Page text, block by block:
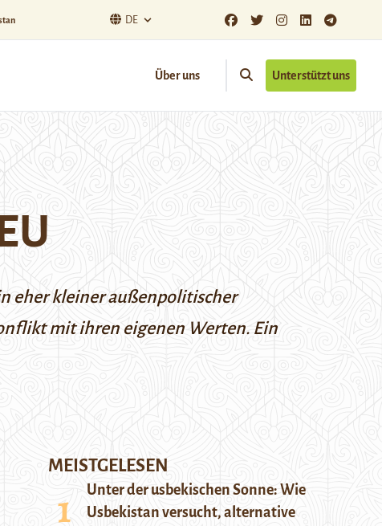
DE
Über uns Unterstützt uns
eher kleiner außenpolitischer
mit ihren eigenen Werten. Ein
MEISTGELESEN
Unter der usbekischen Sonne: Wie
Usbekistan versucht, alternative